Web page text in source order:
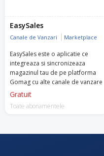
EasySales
Canale de Vanzari Marketplace
EasySales este o aplicatie ce
integreaza si sincronizeaza
magazinul tau de pe platforma
Gomag cu alte canale de vanzare
Gratuit
Toate abonamentele